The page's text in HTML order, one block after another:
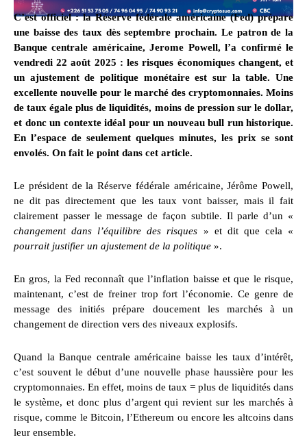
C’est officiel : la Réserve fédérale américaine (Fed) prépare
une baisse des taux dès septembre prochain. Le patron de la
Banque centrale américaine, Jerome Powell, l’a confirmé le
vendredi 22 août 2025 : les risques économiques changent, et
un ajustement de politique monétaire est sur la table. Une
excellente nouvelle pour le marché des cryptomonnaies. Moins
de taux égale plus de liquidités, moins de pression sur le dollar,
et donc un contexte idéal pour un nouveau bull run historique.
En l’espace de seulement quelques minutes, les prix se sont
envolés. On fait le point dans cet article.
Le président de la Réserve fédérale américaine, Jérôme Powell,
ne dit pas directement que les taux vont baisser, mais il fait
clairement passer le message de façon subtile. Il parle d’un «
changement dans l’équilibre des risques » et dit que cela «
pourrait justifier un ajustement de la politique ».
En gros, la Fed reconnaît que l’inflation baisse et que le risque,
maintenant, c’est de freiner trop fort l’économie. Ce genre de
message des initiés prépare doucement les marchés à un
changement de direction vers des niveaux explosifs.
Quand la Banque centrale américaine baisse les taux d’intérêt,
c’est souvent le début d’une nouvelle phase haussière pour les
cryptomonnaies. En effet, moins de taux = plus de liquidités dans
le système, et donc plus d’argent qui revient sur les marchés à
risque, comme le Bitcoin, l’Ethereum ou encore les altcoins dans
leur ensemble.